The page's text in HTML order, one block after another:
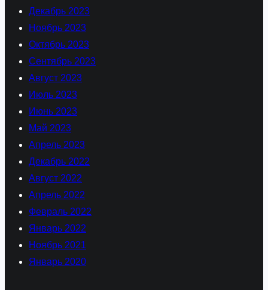
Декабрь 2023
Ноябрь 2023
Октябрь 2023
Сентябрь 2023
Август 2023
Июль 2023
Июнь 2023
Май 2023
Апрель 2023
Декабрь 2022
Август 2022
Апрель 2022
Февраль 2022
Январь 2022
Ноябрь 2021
Январь 2020